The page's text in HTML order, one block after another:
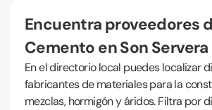
Encuentra proveedores de
Cemento en Son Servera
En el directorio local puedes localizar
fabricantes de materiales para la
mezclas, hormigón y áridos. Filtra por